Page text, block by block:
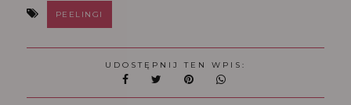
PEELINGI
UDOSTĘPNIJ TEN WPIS: